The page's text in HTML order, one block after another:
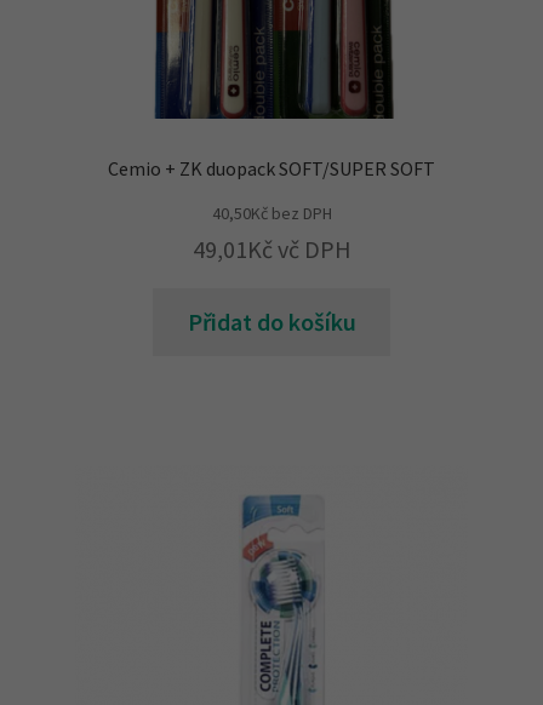
Cemio + ZK duopack SOFT/SUPER SOFT
40,50Kčbez DPH
49,01 Kč vč DPH
Přidat do košíku